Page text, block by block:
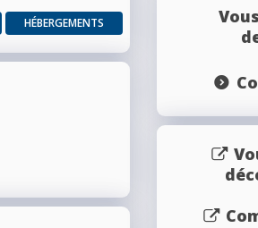
HÉBERGEMENTS